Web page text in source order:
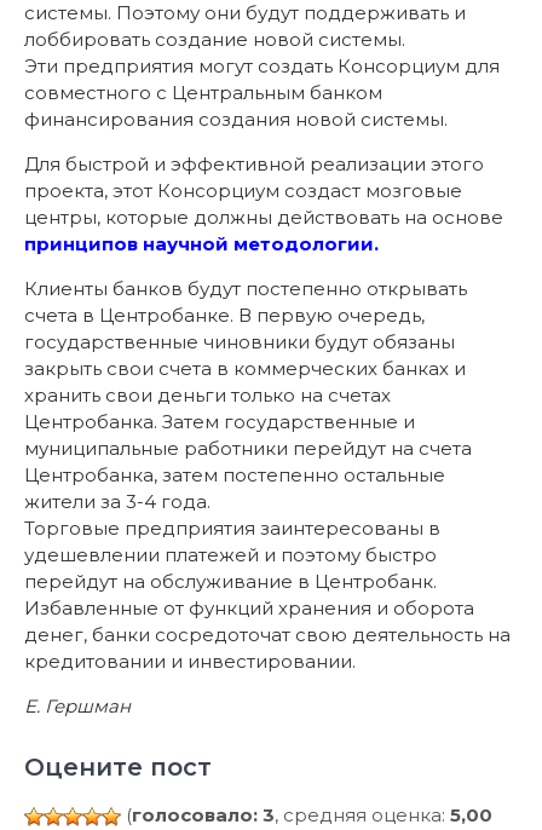
системы. Поэтому они будут поддерживать и
лоббировать создание новой системы.
Эти предприятия могут создать Консорциум для
совместного с Центральным банком
финансирования создания новой системы.
Для быстрой и эффективной реализации этого
проекта, этот Консорциум создаст мозговые
центры, которые должны действовать на основе
принципов научной методологии.
Клиенты банков будут постепенно открывать
счета в Центробанке. В первую очередь,
государственные чиновники будут обязаны
закрыть свои счета в коммерческих банках и
хранить свои деньги только на счетах
Центробанка. Затем государственные и
муниципальные работники перейдут на счета
Центробанка, затем постепенно остальные
жители за 3-4 года.
Торговые предприятия заинтересованы в
удешевлении платежей и поэтому быстро
перейдут на обслуживание в Центробанк.
Избавленные от функций хранения и оборота
денег, банки сосредоточат свою деятельность на
кредитовании и инвестировании.
Е. Гершман
Оцените пост
(голосовало: 3, средняя оценка: 5,00